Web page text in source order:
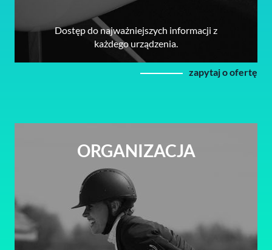
Dostęp do najważniejszych informacji z
każdego urządzenia.
zapytaj o ofertę
ORGANIZACJA